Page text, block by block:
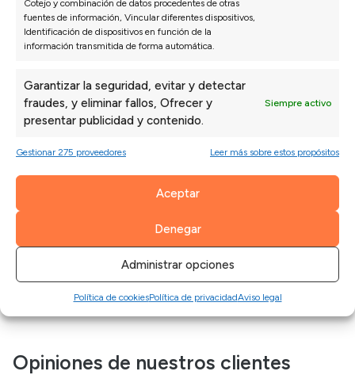
Cotejo y combinación de datos procedentes de otras
fuentes de información, Vincular diferentes dispositivos,
Identificación de dispositivos en función de la
información transmitida de forma automática.
Garantizar la seguridad, evitar y detectar
fraudes, y eliminar fallos, Ofrecer y
presentar publicidad y contenido.
Siempre activo
Gestionar 275 proveedores Leer más sobre estos propósitos
Aceptar
Denegar
Administrar opciones
Política de cookiesPolítica de privacidadAviso legal
Álvaro Murillo
CEO de Sofás Valencia
CEO de Sofás Valencia. Con muchos años de
experiencia en el sector he dedicado mi carrera a la
innovación y la excelencia en la industria de los
sofás. El objetivo siempre ha sido y es ofrecer
accesibles para todo el mundo, asegurando el
Opiniones de nuestros clientes